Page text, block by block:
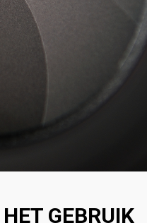
ER ALS EEN
GEBRUIK